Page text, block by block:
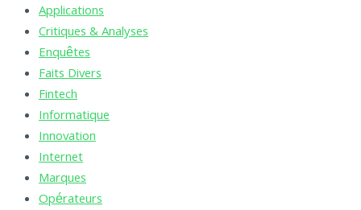
Applications
Critiques & Analyses
Enquêtes
Faits Divers
Fintech
Informatique
Innovation
Internet
Marques
Opérateurs